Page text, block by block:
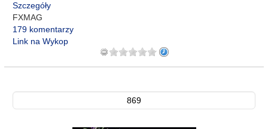
Szczegóły
FXMAG
179 komentarzy
Link na Wykop
869